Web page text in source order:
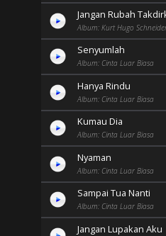
Jangan Rubah
Album: Kurt Hugo
Senyumlah
Album: Cinta Luar Biasa
Hanya Rindu
Album: Cinta Luar Biasa
Kumau Dia
Album: Cinta Luar Biasa
Nyaman
Album: Cinta Luar Biasa
Sampai Tua Nanti
Album: Cinta Luar Biasa
Jangan Lupakan Aku